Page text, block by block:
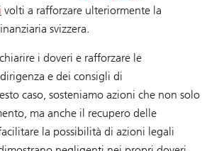
volti a rafforzare ulteriormente la
svizzera.
i doveri e rafforzare le
e dei consigli di
caso, sosteniamo azioni che non solo
ma anche il recupero delle
la possibilità di azioni legali